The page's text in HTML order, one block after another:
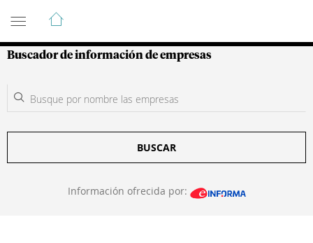
Guía de Empresas Colombianas
Buscador de información de empresas
BUSCAR
Información ofrecida por: